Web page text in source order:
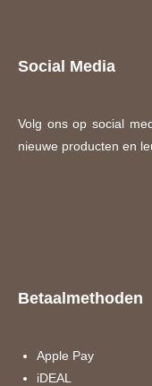
Social Media
Volg ons op social
nieuwe producten en
Betaalmethoden
Apple Pay
iDEAL